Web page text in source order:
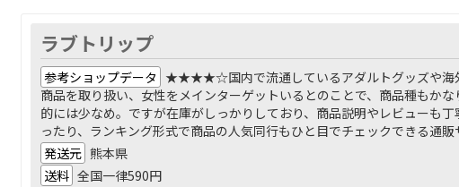
ラブトリップ
参考ショップデータ ★★★★☆国内で流通しているアダルトグッズや
商品を取り扱い、女性をメインターゲットいるとのことで、商品種もか
的には少なめ。ですが在庫がしっかりしており、商品説明やレビューも
ったり、ランキング形式で商品の人気同行もひと目でチェックできる通販
発送元 熊本県
送料 全国一律590円